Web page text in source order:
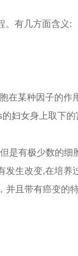
。有几方面含义:
在某种因子的作
妇女身上取下
是有极少数的细
发生改变,在培养
并且带有癌变的